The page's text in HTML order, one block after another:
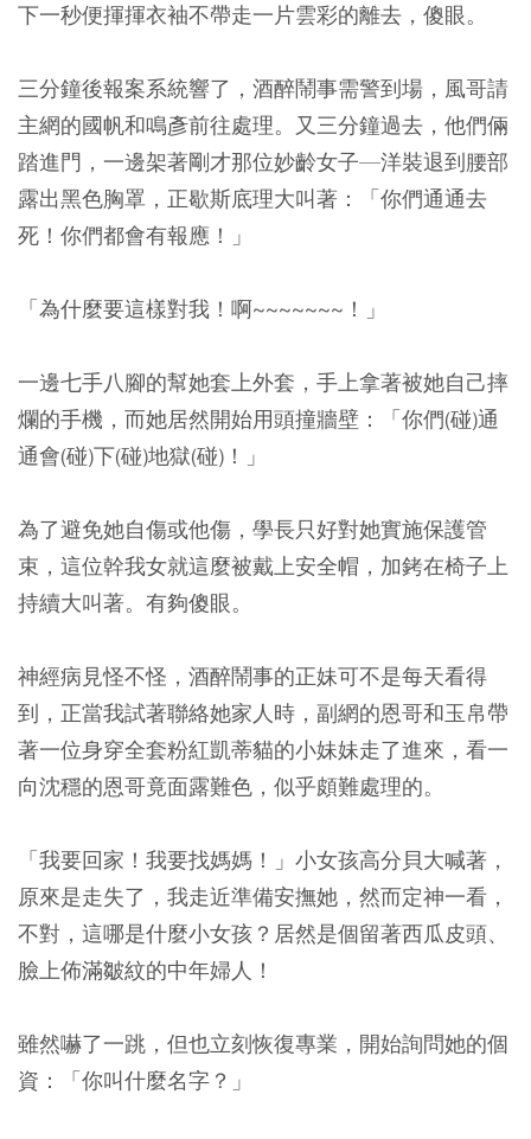
下一秒便揮揮衣袖不帶走一片雲彩的離去，傻眼。
三分鐘後報案系統響了，酒醉鬧事需警到場，風哥請
主網的國帆和鳴彥前往處理。又三分鐘過去，他們倆
踏進門，一邊架著剛才那位妙齡女子—洋裝退到腰部
露出黑色胸罩，正歇斯底理大叫著：「你們通通去
死！你們都會有報應！」
「為什麼要這樣對我！啊~~~~~~~！」
一邊七手八腳的幫她套上外套，手上拿著被她自己摔
爛的手機，而她居然開始用頭撞牆壁：「你們(碰)通
通會(碰)下(碰)地獄(碰)！」
為了避免她自傷或他傷，學長只好對她實施保護管
束，這位幹我女就這麼被戴上安全帽，加銬在椅子上
持續大叫著。有夠傻眼。
神經病見怪不怪，酒醉鬧事的正妹可不是每天看得
到，正當我試著聯絡她家人時，副網的恩哥和玉帛帶
著一位身穿全套粉紅凱蒂貓的小妹妹走了進來，看一
向沈穩的恩哥竟面露難色，似乎頗難處理的。
「我要回家！我要找媽媽！」小女孩高分貝大喊著，
原來是走失了，我走近準備安撫她，然而定神一看，
不對，這哪是什麼小女孩？居然是個留著西瓜皮頭、
臉上佈滿皺紋的中年婦人！
雖然嚇了一跳，但也立刻恢復專業，開始詢問她的個
資：「你叫什麼名字？」